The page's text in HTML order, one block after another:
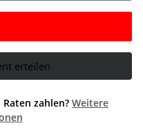
erteilen
zahlen? Weitere